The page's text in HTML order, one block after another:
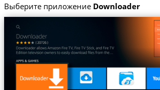
Выберите приложение Downloader